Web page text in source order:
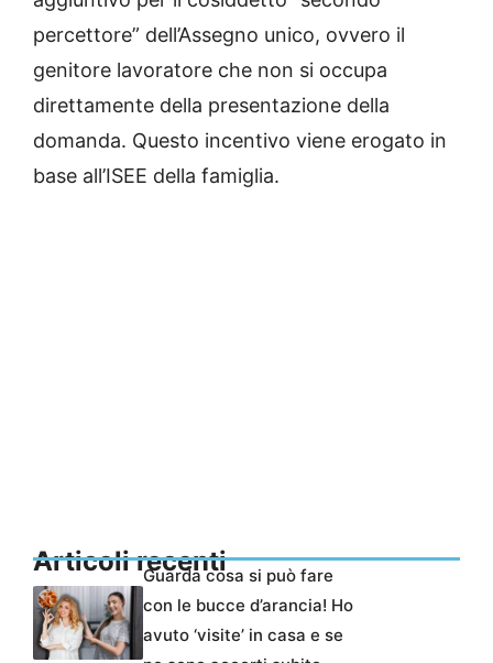
percettore” dell’Assegno unico, ovvero il
genitore lavoratore che non si occupa
direttamente della presentazione della
domanda. Questo incentivo viene erogato in
base all’ISEE della famiglia.
Articoli recentiGuarda cosa si può fare
con le bucce d’arancia! Ho
avuto ‘visite’ in casa e se